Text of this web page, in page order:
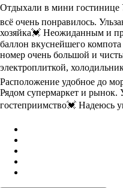
Отдыхали в мини
всё очень понравилось.
хозяйка💓 Неожиданным и
баллон вкуснейшего
номер очень большой и
электроплиткой,
Расположение удобное до
Рядом супермаркет и рынок.
гостеприимство💓 Надеюсь